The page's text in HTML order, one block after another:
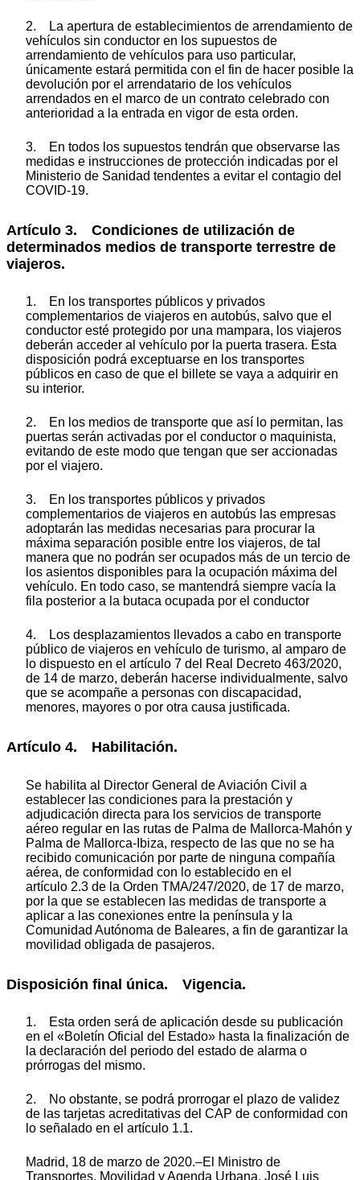
2. La apertura de establecimientos de arrendamiento de
vehículos sin conductor en los supuestos de
arrendamiento de vehículos para uso particular,
únicamente estará permitida con el fin de hacer posible la
devolución por el arrendatario de los vehículos
arrendados en el marco de un contrato celebrado con
anterioridad a la entrada en vigor de esta orden.
3. En todos los supuestos tendrán que observarse las
medidas e instrucciones de protección indicadas por el
Ministerio de Sanidad tendentes a evitar el contagio del
COVID-19.
Artículo 3. Condiciones de utilización de
determinados medios de transporte terrestre de
viajeros.
1. En los transportes públicos y privados
complementarios de viajeros en autobús, salvo que el
conductor esté protegido por una mampara, los viajeros
deberán acceder al vehículo por la puerta trasera. Esta
disposición podrá exceptuarse en los transportes
públicos en caso de que el billete se vaya a adquirir en
su interior.
2. En los medios de transporte que así lo permitan, las
puertas serán activadas por el conductor o maquinista,
evitando de este modo que tengan que ser accionadas
por el viajero.
3. En los transportes públicos y privados
complementarios de viajeros en autobús las empresas
adoptarán las medidas necesarias para procurar la
máxima separación posible entre los viajeros, de tal
manera que no podrán ser ocupados más de un tercio de
los asientos disponibles para la ocupación máxima del
vehículo. En todo caso, se mantendrá siempre vacía la
fila posterior a la butaca ocupada por el conductor
4. Los desplazamientos llevados a cabo en transporte
público de viajeros en vehículo de turismo, al amparo de
lo dispuesto en el artículo 7 del Real Decreto 463/2020,
de 14 de marzo, deberán hacerse individualmente, salvo
que se acompañe a personas con discapacidad,
menores, mayores o por otra causa justificada.
Artículo 4. Habilitación.
Se habilita al Director General de Aviación Civil a
establecer las condiciones para la prestación y
adjudicación directa para los servicios de transporte
aéreo regular en las rutas de Palma de Mallorca-Mahón y
Palma de Mallorca-Ibiza, respecto de las que no se ha
recibido comunicación por parte de ninguna compañía
aérea, de conformidad con lo establecido en el
artículo 2.3 de la Orden TMA/247/2020, de 17 de marzo,
por la que se establecen las medidas de transporte a
aplicar a las conexiones entre la península y la
Comunidad Autónoma de Baleares, a fin de garantizar la
movilidad obligada de pasajeros.
Disposición final única. Vigencia.
1. Esta orden será de aplicación desde su publicación
en el «Boletín Oficial del Estado» hasta la finalización de
la declaración del periodo del estado de alarma o
prórrogas del mismo.
2. No obstante, se podrá prorrogar el plazo de validez
de las tarjetas acreditativas del CAP de conformidad con
lo señalado en el artículo 1.1.
Madrid, 18 de marzo de 2020.–El Ministro de
Transportes, Movilidad y Agenda Urbana, José Luis